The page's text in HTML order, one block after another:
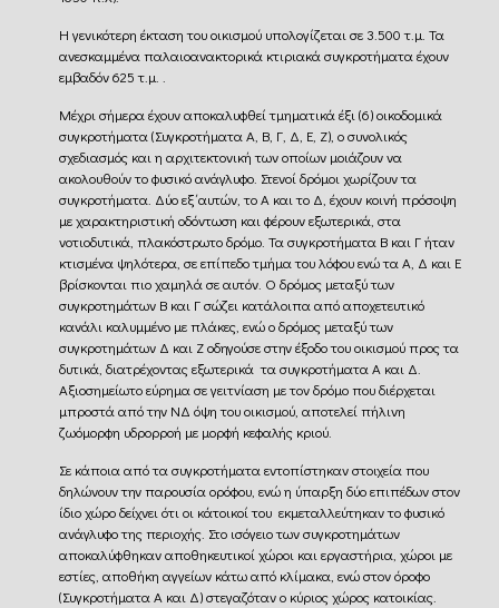
Η γενικότερη έκταση του οικισμού υπολογίζεται σε 3.500 τ.μ. Τα
ανεσκαμμένα παλαιοανακτορικά κτιριακά συγκροτήματα έχουν
εμβαδόν 625 τ.μ. .
Μέχρι σήμερα έχουν αποκαλυφθεί τμηματικά έξι (6) οικοδομικά
συγκροτήματα (Συγκροτήματα Α, Β, Γ, Δ, Ε, Ζ), ο συνολικός
σχεδιασμός και η αρχιτεκτονική των οποίων μοιάζουν να
ακολουθούν το φυσικό ανάγλυφο. Στενοί δρόμοι χωρίζουν τα
συγκροτήματα. Δύο εξ΄αυτών, το Α και το Δ, έχουν κοινή πρόσοψη
με χαρακτηριστική οδόντωση και φέρουν εξωτερικά, στα
νοτιοδυτικά, πλακόστρωτο δρόμο. Τα συγκροτήματα Β και Γ ήταν
κτισμένα ψηλότερα, σε επίπεδο τμήμα του λόφου ενώ τα Α, Δ και Ε
βρίσκονται πιο χαμηλά σε αυτόν. Ο δρόμος μεταξύ των
συγκροτημάτων Β και Γ σώζει κατάλοιπα από αποχετευτικό
κανάλι καλυμμένο με πλάκες, ενώ ο δρόμος μεταξύ των
συγκροτημάτων Δ και Ζ οδηγούσε στην έξοδο του οικισμού προς τα
δυτικά, διατρέχοντας εξωτερικά τα συγκροτήματα Α και Δ.
Αξιοσημείωτο εύρημα σε γειτνίαση με τον δρόμο που διέρχεται
μπροστά από την ΝΔ όψη του οικισμού, αποτελεί πήλινη
ζωόμορφη υδρορροή με μορφή κεφαλής κριού.
Σε κάποια από τα συγκροτήματα εντοπίστηκαν στοιχεία που
δηλώνουν την παρουσία ορόφου, ενώ η ύπαρξη δύο επιπέδων στον
ίδιο χώρο δείχνει ότι οι κάτοικοί του εκμεταλλεύτηκαν το φυσικό
ανάγλυφο της περιοχής. Στο ισόγειο των συγκροτημάτων
αποκαλύφθηκαν αποθηκευτικοί χώροι και εργαστήρια, χώροι με
εστίες, αποθήκη αγγείων κάτω από κλίμακα, ενώ στον όροφο
(Συγκροτήματα Α και Δ) στεγαζόταν ο κύριος χώρος κατοικίας.